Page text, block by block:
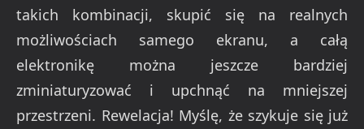
takich kombinacji, skupić się na realnych
możliwościach samego ekranu, a całą
elektronikę można jeszcze bardziej
zminiaturyzować i upchnąć na mniejszej
przestrzeni. Rewelacja! Myślę, że szykuje się już